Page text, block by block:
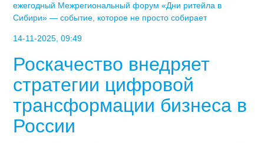
ежегодный Межрегиональный форум «Дни ритейла в
Сибири» — событие, которое не просто собирает
14-11-2025, 09:49
Роскачество внедряет
стратегии цифровой
трансформации бизнеса в
России